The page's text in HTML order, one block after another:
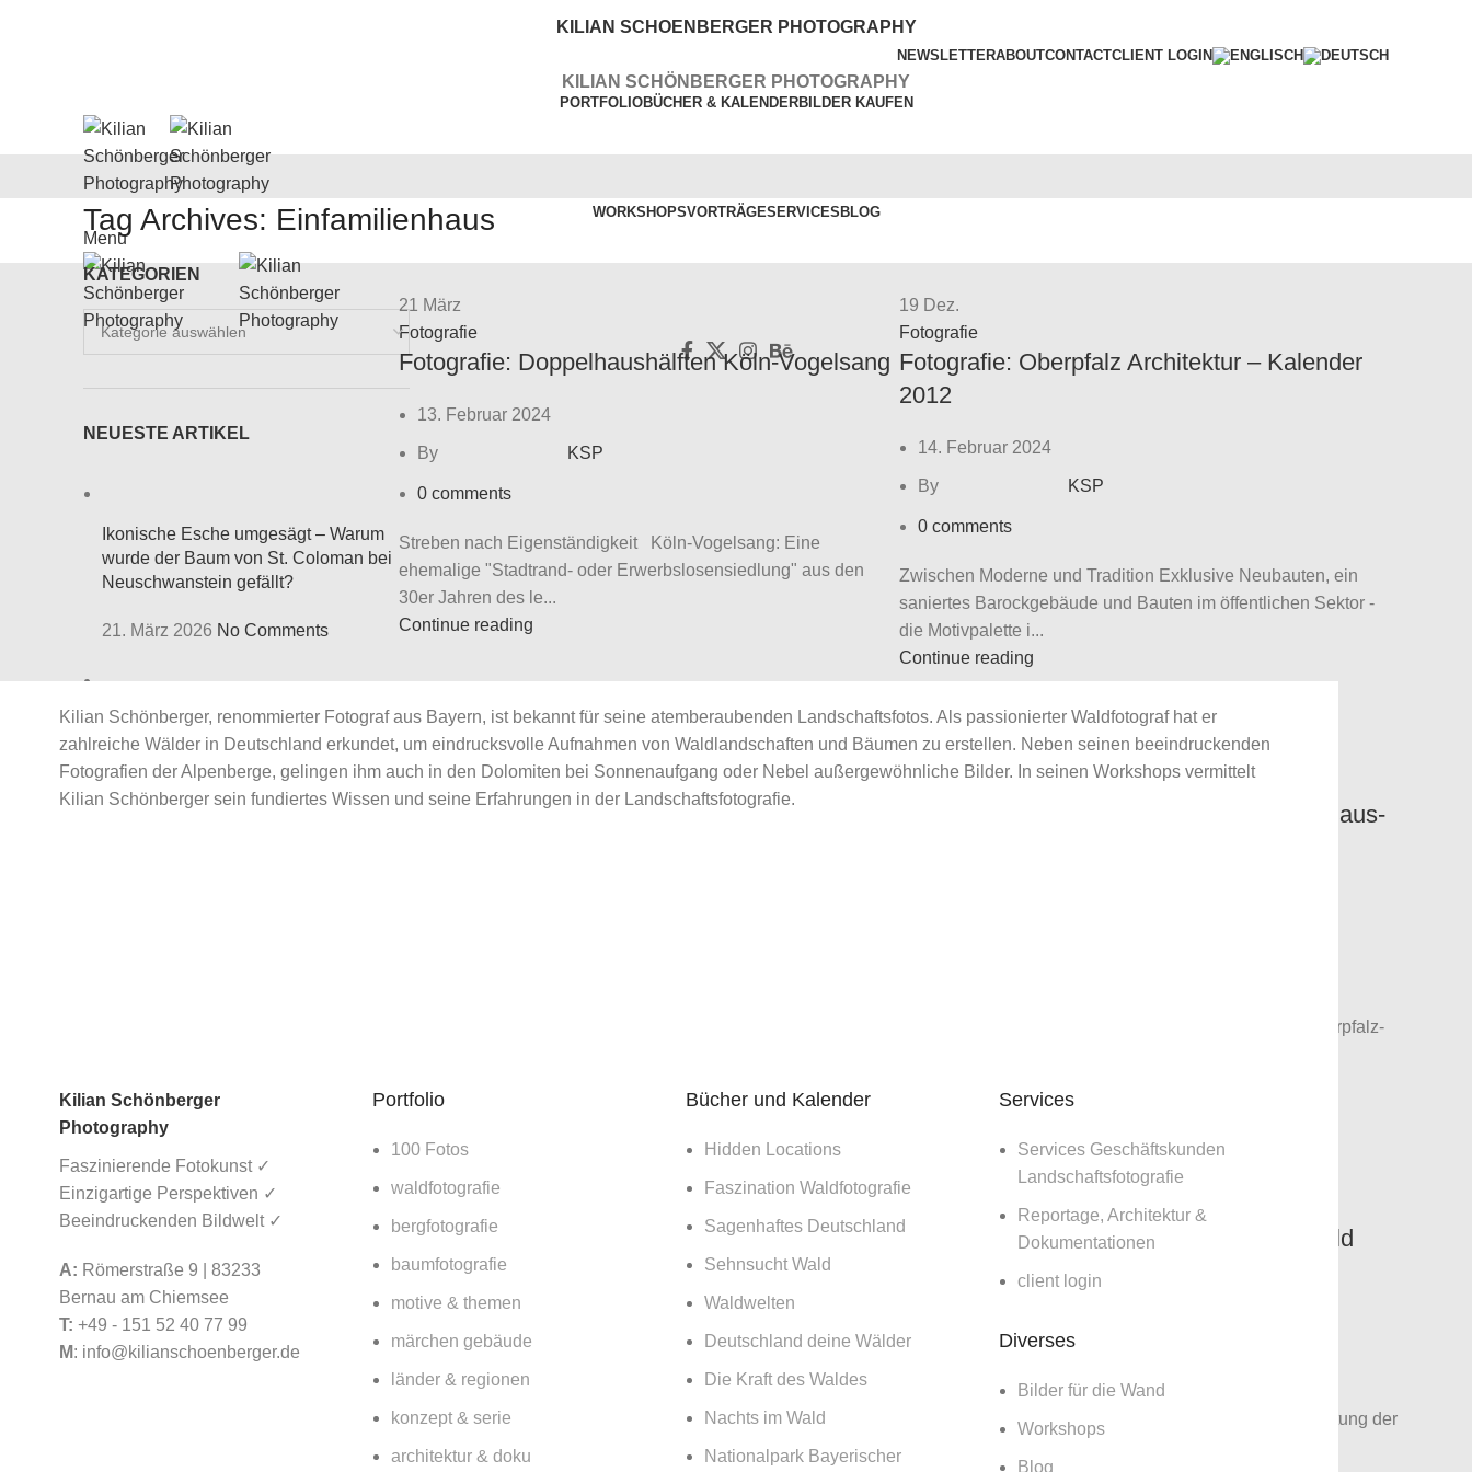
KILIAN SCHOENBERGER PHOTOGRAPHY
NEWSLETTERABOUTCONTACTCLIENT LOGIN
KILIAN SCHÖNBERGER PHOTOGRAPHY
PORTFOLIOBÜCHER & KALENDERBILDER KAUFEN
WORKSHOPSVORTRÄGESERVICES BLOG
Menu
Tag Archives: Einfamilienhaus
21 März
Fotografie
Fotografie: Doppelhaushälften Köln-Vogelsang
13. Februar 2024
By KSP
0 comments
Streben nach Eigenständigkeit Köln-Vogelsang: Eine
ehemalige "Stadtrand- oder Erwerbslosensiedlung" aus den
30er Jahren des le...
Continue reading
19 Dez.
Fotografie
Fotografie: Oberpfalz Architektur – Kalender
2012
14. Februar 2024
By KSP
0 comments
Zwischen Moderne und Tradition Exklusive Neubauten, ein
saniertes Barockgebäude und Bauten im öffentlichen Sektor -
die Motivpalette i...
Continue reading
Architektur im Bild: Modernes Einfamilienhaus
Architekturfotografie: Wohnhaus mit Bauhaus-
Ein Baukörper geprägt von klassischen Geometrien Oberpfalz-
11Feb.
Architekturfotografie: Modernes Arbeiten &
Wohnen
Haus S | Oberpfalz | Bayern Architekturbüro Schönberger,
16
Fotografie: Architektur im Oberpfälzer Wald
14. Februar 2024
Pantha du Prince - Bohemian Forest Musikalsiche Verortung der
KATEGORIEN
Kategorien
NEUESTE ARTIKEL
Ikonische Esche umgesägt – Warum
wurde der Baum von St. Coloman bei
Neuschwanstein gefällt?
21. März 2026 No Comments
Waldfotografie im Frühling
17. März 2026 No Comments
Wildes Madeira – Küsten, Wälder und
Berge
15. März 2026 No Comments
Kilian Schönberger, renommierter Fotograf aus Bayern, ist bekannt für seine atemberaubenden Landschaftsfotos. Als passionierter Waldfotograf hat er
zahlreiche Wälder in Deutschland erkundet, um eindrucksvolle Aufnahmen von Waldlandschaften und Bäumen zu erstellen. Neben seinen beeindruckenden
Fotografien der Alpenberge, gelingen ihm auch in den Dolomiten bei Sonnenaufgang oder Nebel außergewöhnliche Bilder. In seinen Workshops vermittelt
Kilian Schönberger sein fundiertes Wissen und seine Erfahrungen in der Landschaftsfotografie.
Kilian Schönberger
Photography
Faszinierende Fotokunst ✓
Einzigartige Perspektiven ✓
Beeindruckenden Bildwelt ✓
A: Römerstraße 9 | 83233
Bernau am Chiemsee
T: +49 - 151 52 40 77 99
M: info@kilianschoenberger.de
Portfolio
100 Fotos
waldfotografie
bergfotografie
baumfotografie
motive & themen
märchen gebäude
länder & regionen
konzept & serie
architektur & doku
Bücher und Kalender
Hidden Locations
Faszination Waldfotografie
Sagenhaftes Deutschland
Sehnsucht Wald
Waldwelten
Deutschland deine Wälder
Die Kraft des Waldes
Nachts im Wald
Nationalpark Bayerischer
Services
Services Geschäftskunden
Landschaftsfotografie
Reportage, Architektur &
Dokumentationen
client login
Diverses
Bilder für die Wand
Workshops
Blog